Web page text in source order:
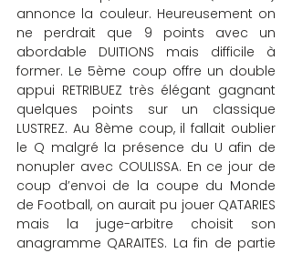
annonce la couleur. Heureusement on
ne perdrait que 9 points avec un
abordable DUITIONS mais difficile à
former. Le 5ème coup offre un double
appui RETRIBUEZ très élégant gagnant
quelques points sur un classique
LUSTREZ. Au 8ème coup, il fallait oublier
le Q malgré la présence du U afin de
nonupler avec COULISSA. En ce jour de
coup d’envoi de la coupe du Monde
de Football, on aurait pu jouer QATARIES
mais la juge-arbitre choisit son
anagramme QARAITES. La fin de partie